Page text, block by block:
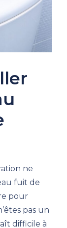
ne
fuit de
pour
pas un
difficile à